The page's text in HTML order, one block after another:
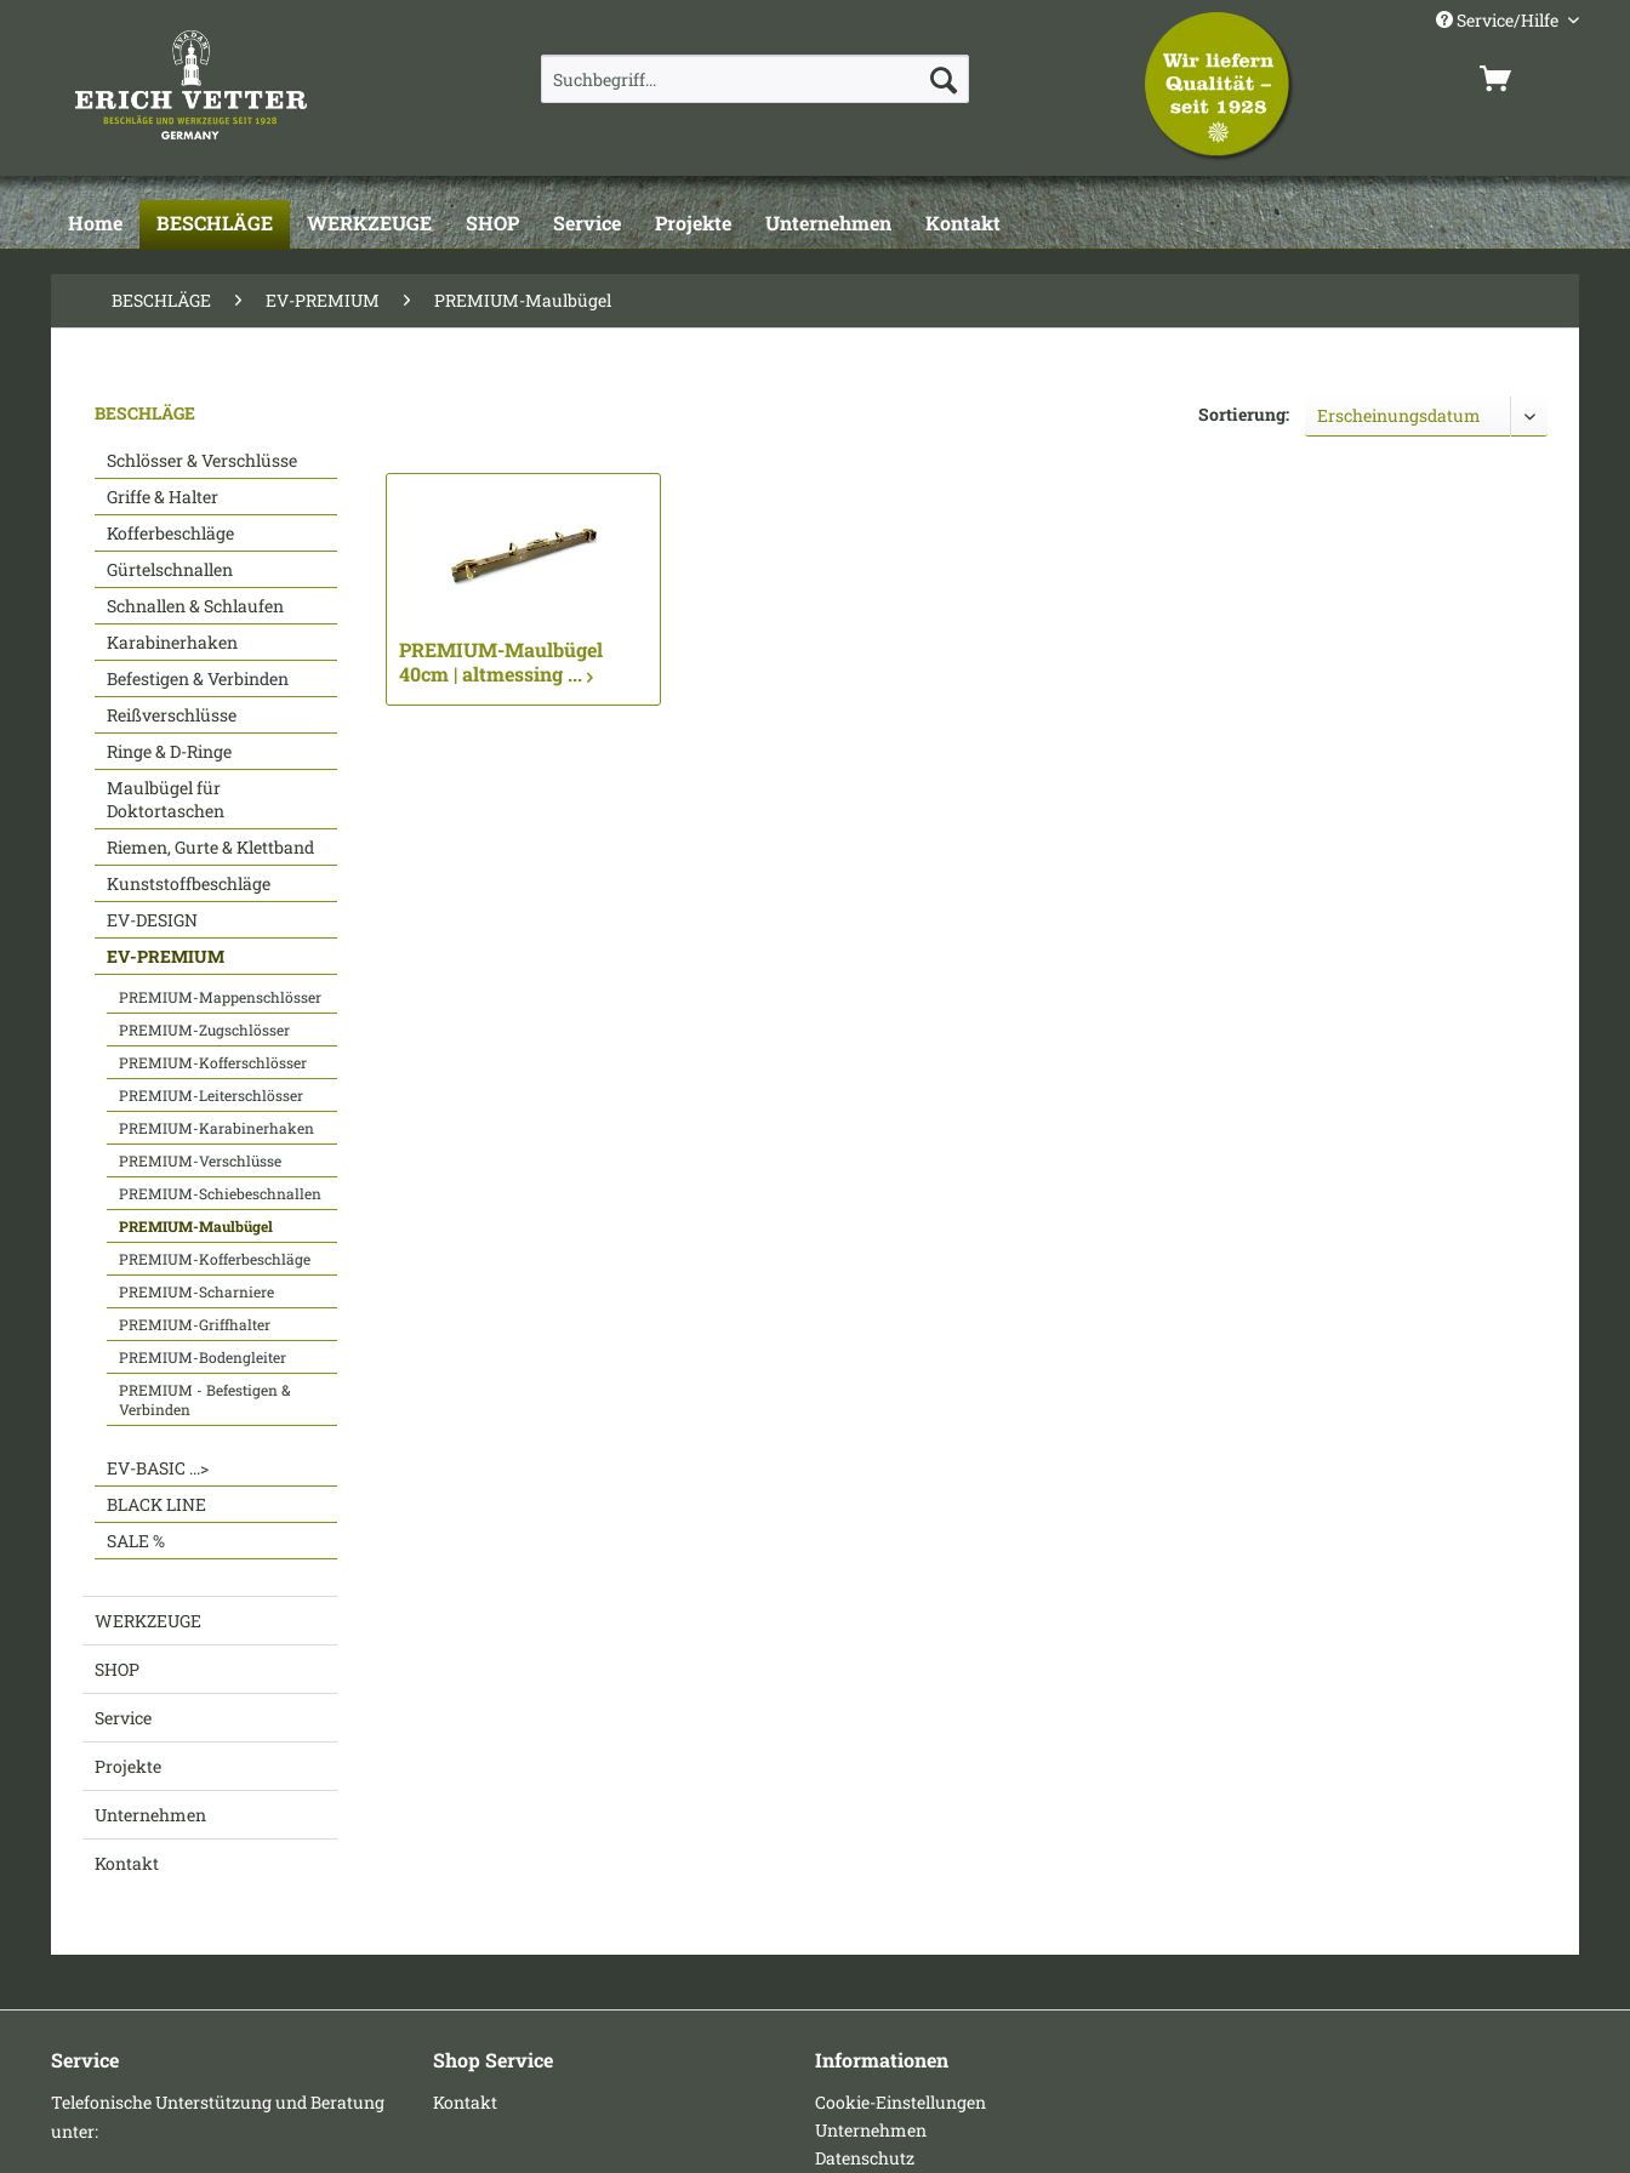
Service/Hilfe
Home BESCHLÄGE WERKZEUGE SHOP Service Projekte Unternehmen Kontakt
BESCHLÄGE EV-PREMIUM PREMIUM-Maulbügel
BESCHLÄGE
Schlösser & Verschlüsse
Griffe & Halter
Kofferbeschläge
Gürtelschnallen
Schnallen & Schlaufen
Karabinerhaken
Befestigen & Verbinden
Reißverschlüsse
Ringe & D-Ringe
Maulbügel für
Doktortaschen
Riemen, Gurte & Klettband
Kunststoffbeschläge
EV-DESIGN
EV-PREMIUM
PREMIUM-Mappenschlösser
PREMIUM-Zugschlösser
PREMIUM-Kofferschlösser
PREMIUM-Leiterschlösser
PREMIUM-Karabinerhaken
PREMIUM-Verschlüsse
PREMIUM-Schiebeschnallen
PREMIUM-Maulbügel
PREMIUM-Kofferbeschläge
PREMIUM-Scharniere
PREMIUM-Griffhalter
PREMIUM-Bodengleiter
PREMIUM - Befestigen &
Verbinden
EV-BASIC ...>
BLACK LINE
SALE %
WERKZEUGE
SHOP
Service
Projekte
Unternehmen
Kontakt
Sortierung:
PREMIUM-Maulbügel
40cm | altmessing ...
Service
Telefonische Unterstützung und Beratung
unter:
Shop Service
Kontakt
Informationen
Cookie-Einstellungen
Unternehmen
Datenschutz